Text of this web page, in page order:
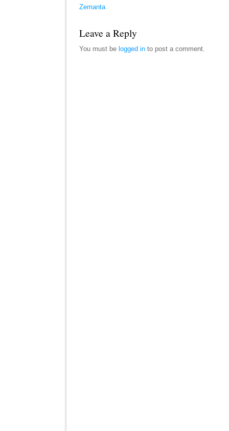
Zemanta
Leave a Reply
You must be logged in to post a comment.